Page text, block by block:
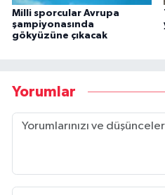
Milli sporcular Avrupa
şampiyonasında
gökyüzüne çıkacak
Yorumlar